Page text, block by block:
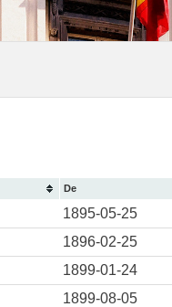
De
1895-05-25
1896-02-25
1899-01-24
1899-08-05